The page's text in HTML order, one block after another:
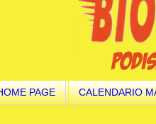
PAGE CALENDARIO